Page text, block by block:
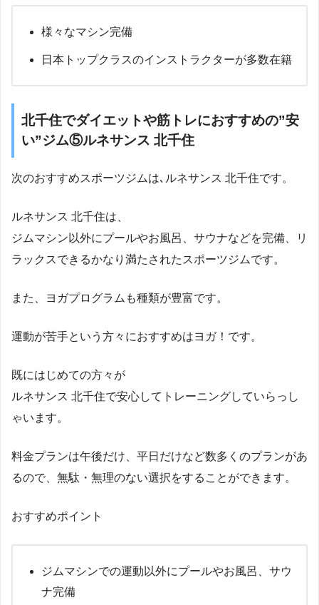
様々なマシン完備
日本トップクラスのインストラクターが多数在籍
北千住でダイエットや筋トレにおすすめの”安
い”ジム⑤ルネサンス 北千住
次のおすすめスポーツジムは､ルネサンス 北千住です。
ルネサンス 北千住は、
ジムマシン以外にプールやお風呂、サウナなどを完備、リ
ラックスできるかなり満たされたスポーツジムです。
また、ヨガプログラムも種類が豊富です。
運動が苦手という方々におすすめはヨガ！です。
既にはじめての方々が
ルネサンス 北千住で安心してトレーニングしていらっし
ゃいます。
料金プランは午後だけ、平日だけなど数多くのプランがあ
るので、無駄・無理のない選択をすることができます。
おすすめポイント
ジムマシンでの運動以外にプールやお風呂、サウ
ナ完備